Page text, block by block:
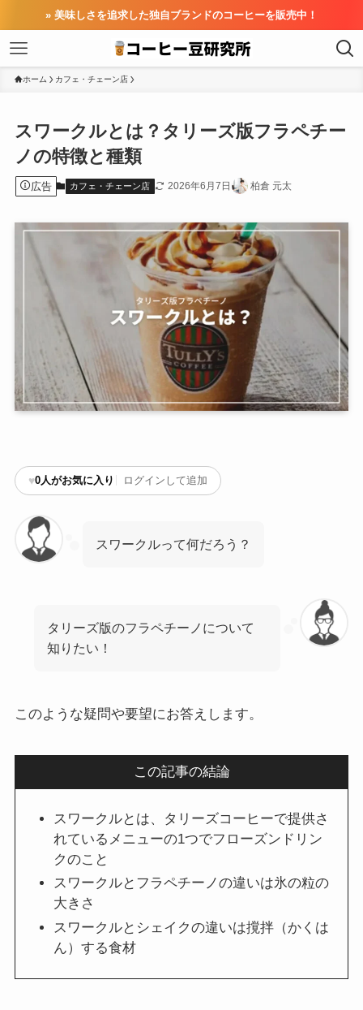
» 美味しさを追求した独自ブランドのコーヒーを販売中！
ホーム カフェ・チェーン店
スワークルとは？タリーズ版フラペチー
ノの特徴と種類
広告 カフェ・チェーン店 2026年6月7日 柏倉 元太
♥0人がお気に入り ログインして追加
スワークルって何だろう？
タリーズ版のフラペチーノについて
知りたい！
このような疑問や要望にお答えします。
この記事の結論
スワークルとは、タリーズコーヒーで提供さ
れているメニューの1つでフローズンドリン
クのこと
スワークルとフラペチーノの違いは氷の粒の
大きさ
スワークルとシェイクの違いは撹拌（かくは
ん）する食材